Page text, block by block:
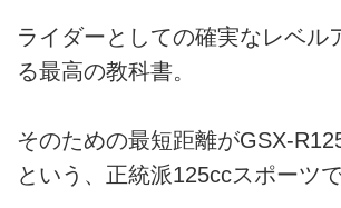
バイク！- 新
けどそれが『徹
だとしたら、個
ライダーとしての確実なレベル
る最高の教科書。
そのための最短距離がGSX-
という、正統派125ccスポーツで